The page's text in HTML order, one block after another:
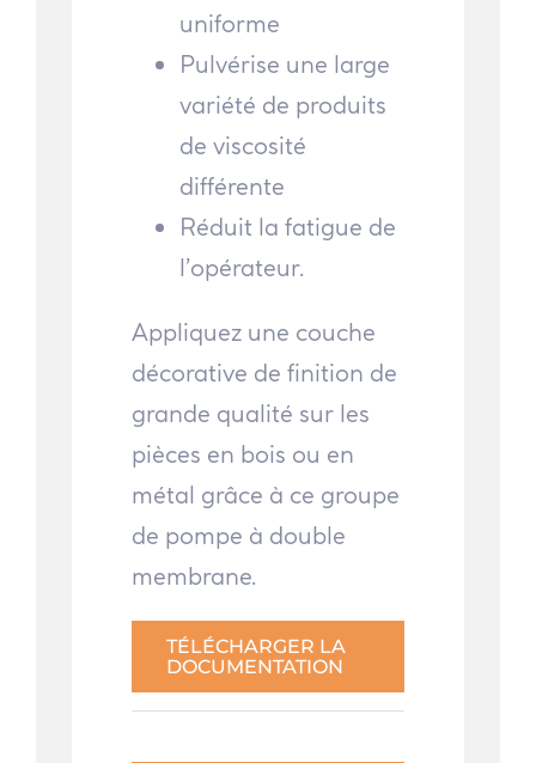
uniforme
Pulvérise une large
variété de produits
de viscosité
différente
Réduit la fatigue de
l’opérateur.
Appliquez une couche
décorative de finition de
grande qualité sur les
pièces en bois ou en
métal grâce à ce groupe
de pompe à double
membrane.
TÉLÉCHARGER LA
DOCUMENTATION